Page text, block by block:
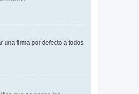
una firma por defecto a todos